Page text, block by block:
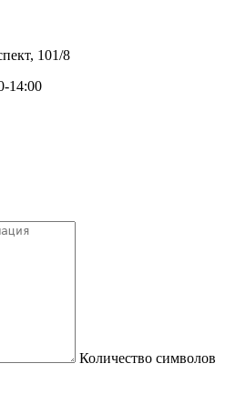
101/8
14:00
Количество символов